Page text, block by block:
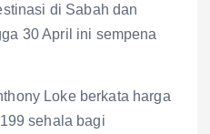
di Sabah dan
30 April ini sempena
Loke berkata harga
sehala bagi